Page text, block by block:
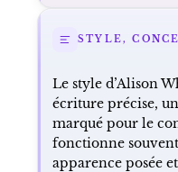
STYLE,
Le style d’Alison
écriture précise,
marqué pour le
fonctionne
apparence posée